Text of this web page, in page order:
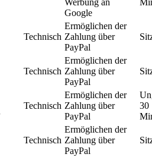
Werbung an
Google
Technisch
Ermöglichen der
Zahlung über
PayPal
Technisch
Ermöglichen der
Zahlung über
PayPal
Technisch
Ermöglichen der
Zahlung über
PayPal
30
Technisch
Ermöglichen der
Zahlung über
PayPal